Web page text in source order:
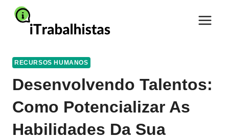
Pular
para
RECURSOS HUMANOS
Desenvolvendo Talentos:
Como Potencializar As
Habilidades Da Sua